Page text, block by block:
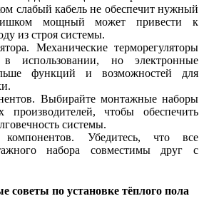
слабый кабель не обеспечит нужный
мощный может привести к
из строя системы.
Механические терморегуляторы
использовании, но электронные
функций и возможностей для
Выбирайте монтажные наборы
производителей, чтобы обеспечить
системы.
компонентов. Убедитесь, что все
набора совместимы друг с
советы по установке тёплого пола